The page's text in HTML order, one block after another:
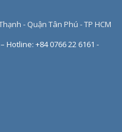
- Quận Tân Phú - TP HCM
Hotline: +84 0766 22 6161 -